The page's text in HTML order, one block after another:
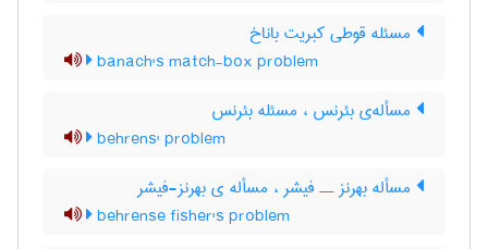
مسئله قوطی کبریت باناخ
banach's match-box problem
مسأله‌ی بئرنس ، مسئله بئرنس
behrens' problem
مسأله بهرنز ــ فیشر ، مسأله ی بهرنز-فیشر
behrense fisher's problem